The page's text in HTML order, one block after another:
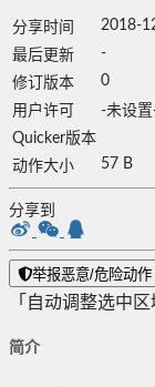
分享时间
2018-
最后更新
-
修订版本
0
用户许可
-未设
Quicker版本
动作大小
57 B
分享到
举报恶意/危险动作
「自动调整选中
简介